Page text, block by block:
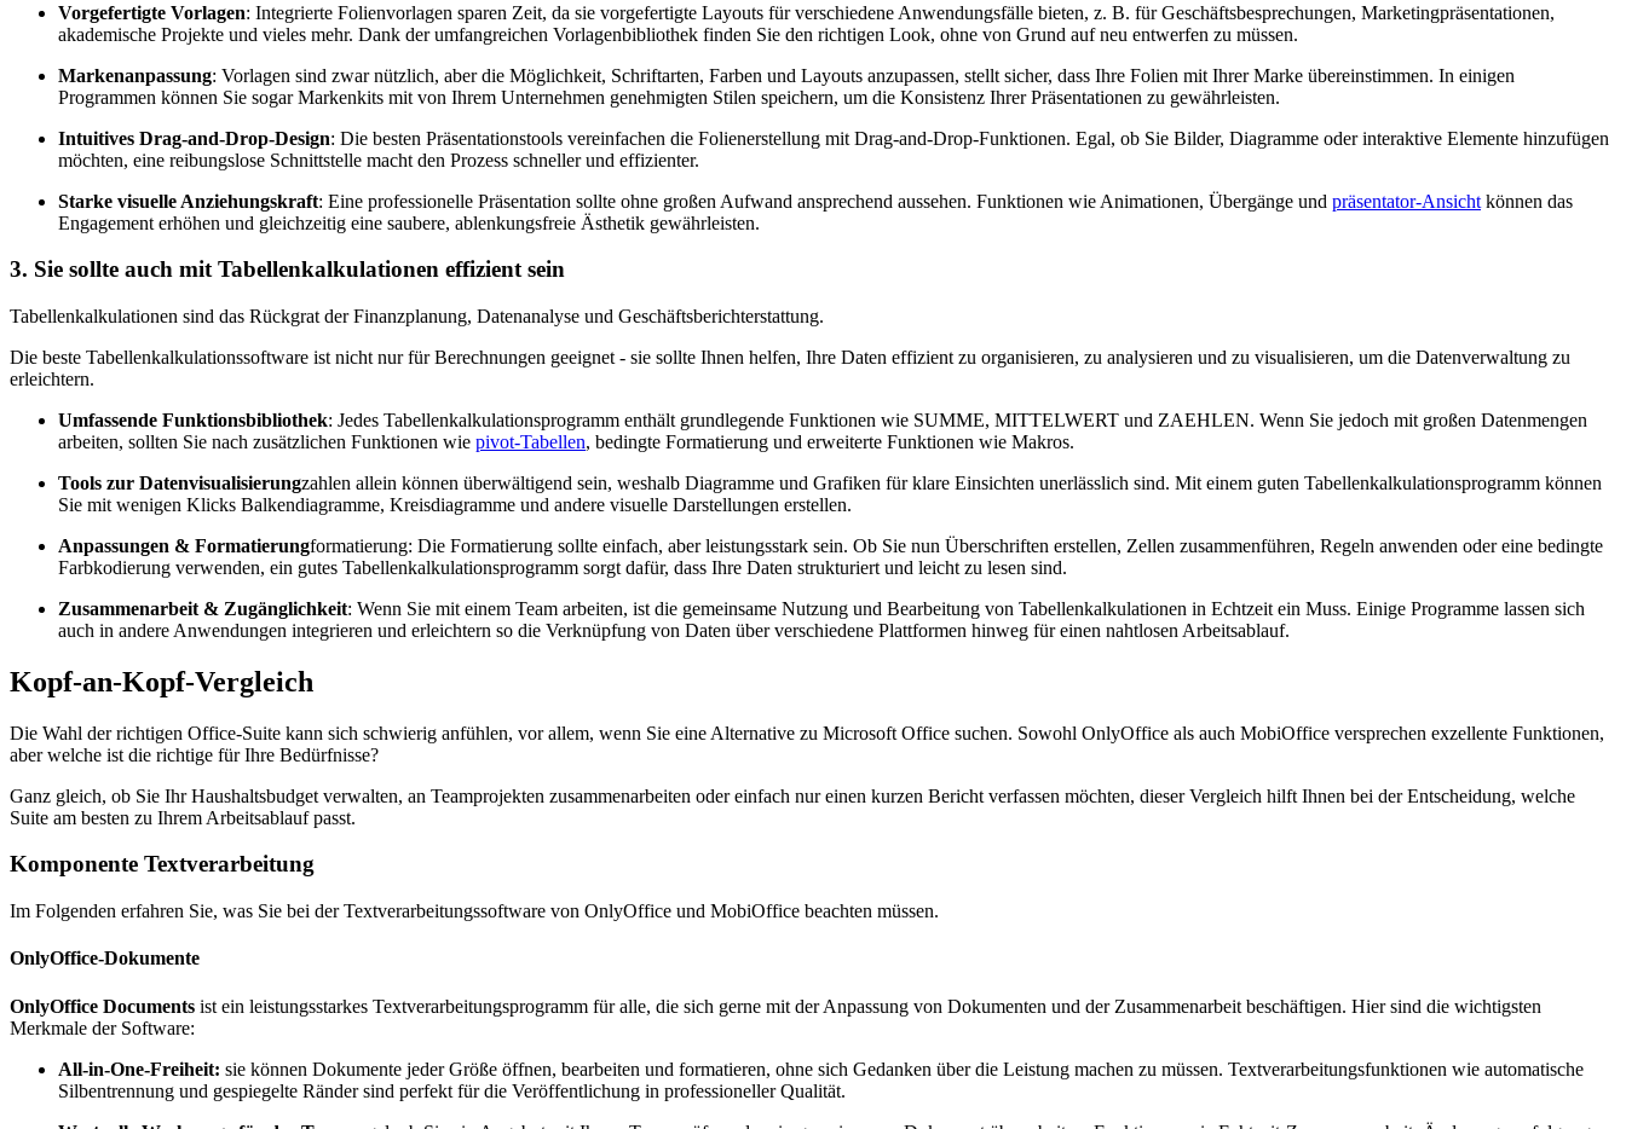
Vorgefertigte Vorlagen: Integrierte Folienvorlagen sparen Zeit, da sie vorgefertigte Layouts für verschiedene Anwendungsfälle bieten, z. B. für Geschäftsbesprechungen, Marketingpräsentationen,
akademische Projekte und vieles mehr. Dank der umfangreichen Vorlagenbibliothek finden Sie den richtigen Look, ohne von Grund auf neu entwerfen zu müssen.
Markenanpassung: Vorlagen sind zwar nützlich, aber die Möglichkeit, Schriftarten, Farben und Layouts anzupassen, stellt sicher, dass Ihre Folien mit Ihrer Marke übereinstimmen. In einigen
Programmen können Sie sogar Markenkits mit von Ihrem Unternehmen genehmigten Stilen speichern, um die Konsistenz Ihrer Präsentationen zu gewährleisten.
Intuitives Drag-and-Drop-Design: Die besten Präsentationstools vereinfachen die Folienerstellung mit Drag-and-Drop-Funktionen. Egal, ob Sie Bilder, Diagramme oder interaktive Elemente hinzufügen
möchten, eine reibungslose Schnittstelle macht den Prozess schneller und effizienter.
Starke visuelle Anziehungskraft: Eine professionelle Präsentation sollte ohne großen Aufwand ansprechend aussehen. Funktionen wie Animationen, Übergänge und präsentator-Ansicht können das
Engagement erhöhen und gleichzeitig eine saubere, ablenkungsfreie Ästhetik gewährleisten.
3. Sie sollte auch mit Tabellenkalkulationen effizient sein
Tabellenkalkulationen sind das Rückgrat der Finanzplanung, Datenanalyse und Geschäftsberichterstattung.
Die beste Tabellenkalkulationssoftware ist nicht nur für Berechnungen geeignet - sie sollte Ihnen helfen, Ihre Daten effizient zu organisieren, zu analysieren und zu visualisieren, um die Datenverwaltung zu
erleichtern.
Umfassende Funktionsbibliothek: Jedes Tabellenkalkulationsprogramm enthält grundlegende Funktionen wie SUMME, MITTELWERT und ZAEHLEN. Wenn Sie jedoch mit großen Datenmengen
arbeiten, sollten Sie nach zusätzlichen Funktionen wie pivot-Tabellen, bedingte Formatierung und erweiterte Funktionen wie Makros.
Tools zur Datenvisualisierungzahlen allein können überwältigend sein, weshalb Diagramme und Grafiken für klare Einsichten unerlässlich sind. Mit einem guten Tabellenkalkulationsprogramm können
Sie mit wenigen Klicks Balkendiagramme, Kreisdiagramme und andere visuelle Darstellungen erstellen.
Anpassungen & Formatierungformatierung: Die Formatierung sollte einfach, aber leistungsstark sein. Ob Sie nun Überschriften erstellen, Zellen zusammenführen, Regeln anwenden oder eine bedingte
Farbkodierung verwenden, ein gutes Tabellenkalkulationsprogramm sorgt dafür, dass Ihre Daten strukturiert und leicht zu lesen sind.
Zusammenarbeit & Zugänglichkeit: Wenn Sie mit einem Team arbeiten, ist die gemeinsame Nutzung und Bearbeitung von Tabellenkalkulationen in Echtzeit ein Muss. Einige Programme lassen sich
auch in andere Anwendungen integrieren und erleichtern so die Verknüpfung von Daten über verschiedene Plattformen hinweg für einen nahtlosen Arbeitsablauf.
Kopf-an-Kopf-Vergleich
Die Wahl der richtigen Office-Suite kann sich schwierig anfühlen, vor allem, wenn Sie eine Alternative zu Microsoft Office suchen. Sowohl OnlyOffice als auch MobiOffice versprechen exzellente Funktionen,
aber welche ist die richtige für Ihre Bedürfnisse?
Ganz gleich, ob Sie Ihr Haushaltsbudget verwalten, an Teamprojekten zusammenarbeiten oder einfach nur einen kurzen Bericht verfassen möchten, dieser Vergleich hilft Ihnen bei der Entscheidung, welche
Suite am besten zu Ihrem Arbeitsablauf passt.
Komponente Textverarbeitung
Im Folgenden erfahren Sie, was Sie bei der Textverarbeitungssoftware von OnlyOffice und MobiOffice beachten müssen.
OnlyOffice-Dokumente
OnlyOffice Documents ist ein leistungsstarkes Textverarbeitungsprogramm für alle, die sich gerne mit der Anpassung von Dokumenten und der Zusammenarbeit beschäftigen. Hier sind die wichtigsten
Merkmale der Software:
All-in-One-Freiheit: sie können Dokumente jeder Größe öffnen, bearbeiten und formatieren, ohne sich Gedanken über die Leistung machen zu müssen. Textverarbeitungsfunktionen wie automatische
Silbentrennung und gespiegelte Ränder sind perfekt für die Veröffentlichung in professioneller Qualität.